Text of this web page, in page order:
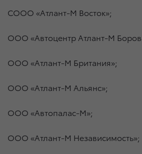
СООО «Атлант-М Восток»;
ООО «Автоцентр Атлант-М
ООО «Атлант-М Британия»;
ООО «Атлант-М Альянс»;
ООО «Автопалас-М»;
ООО «Атлант-М Независимость»;